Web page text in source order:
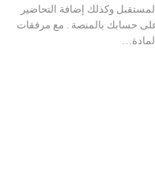
المستقبل وكذلك إضافة التحاضير
حسابك بالمنصة . مع مرفقات
المادة…